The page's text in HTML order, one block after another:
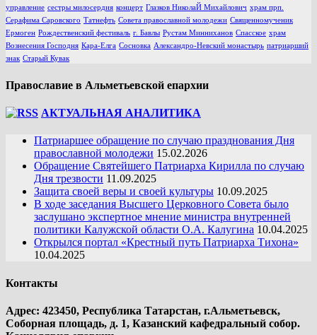
управление сестры милосердия концерт Глазков НиколаЙ Михайлович храм прп.
Серафима Саровского Татнефть Совета православной молодежи Священномученик
Ермоген Рождественский фестиваль г. Бавлы Рустам Минниханов Спасское храм
Вознесения Господня Кара-Елга Сосновка Александро-Невский монастырь патриарший
знак Старый Кувак
Православие в Альметьевской епархии
АКТУАЛЬНАЯ АНАЛИТИКА
Патриаршее обращение по случаю празднования Дня
православной молодежи 15.02.2026
Обращение Святейшего Патриарха Кирилла по случаю
Дня трезвости 11.09.2025
Защита своей веры и своей культуры 10.09.2025
В ходе заседания Высшего Церковного Совета было
заслушано экспертное мнение министра внутренней
политики Калужской области О.А. Калугина 10.04.2025
Открылся портал «Крестный путь Патриарха Тихона»
10.04.2025
Контакты
Адрес: 423450, Республика Татарстан, г.Альметьевск,
Соборная площадь, д. 1, Казанский кафедральный собор.